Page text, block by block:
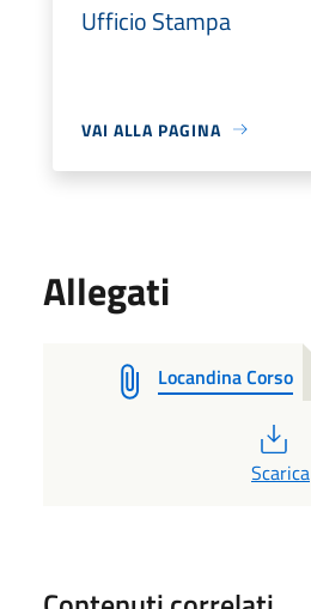
Ufficio Stampa
VAI ALLA PAGINA
Allegati
Locandina Corso
PDF
Scarica